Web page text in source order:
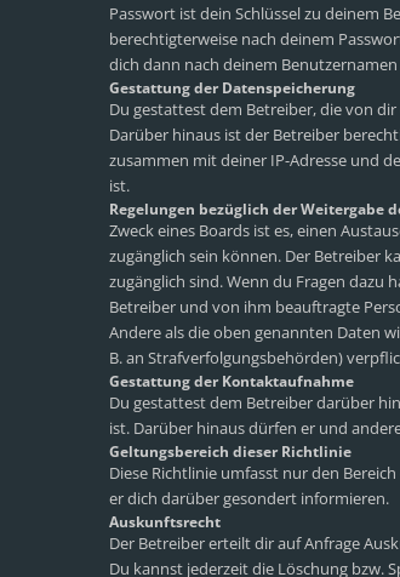
Passwort ist dein Schlüssel zu deinem
berechtigterweise nach deinem
dich dann nach deinem
Gestattung der Datenspeicherung
Du gestattest dem Betreiber, die von
Darüber hinaus ist der Betreiber
zusammen mit deiner IP-Adresse und
ist.
Regelungen bezüglich der Weitergabe
Zweck eines Boards ist es, einen
zugänglich sein können. Der Betreiber
zugänglich sind. Wenn du Fragen dazu
Betreiber und von ihm beauftragte
Andere als die oben genannten Daten
B. an Strafverfolgungsbehörden)
Gestattung der Kontaktaufnahme
Du gestattest dem Betreiber darüber
ist. Darüber hinaus dürfen er und
Geltungsbereich dieser Richtlinie
Diese Richtlinie umfasst nur den
er dich darüber gesondert informieren.
Auskunftsrecht
Der Betreiber erteilt dir auf Anfrage
Du kannst jederzeit die Löschung bzw.